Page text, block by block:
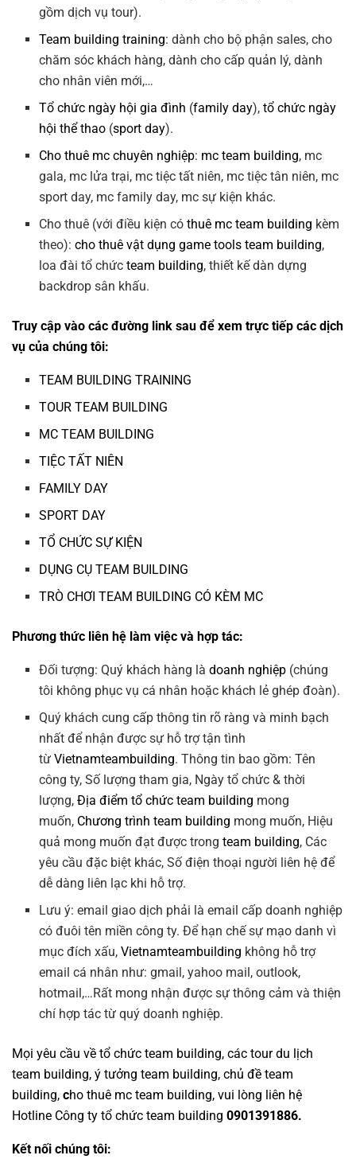
gồm dịch vụ tour).
Team building training: dành cho bộ phận sales, cho
chăm sóc khách hàng, dành cho cấp quản lý, dành
cho nhân viên mới,…
Tổ chức ngày hội gia đình (family day),tổ chức ngày
hội thể thao (sport day).
Cho thuê mc chuyên nghiệp: mc team building, mc
gala, mc lửa trại, mc tiệc tất niên, mc tiệc tân niên, mc
sport day, mc family day, mc sự kiện khác.
Cho thuê (với điều kiện cóthuê mc team building kèm
theo):cho thuê vật dụng game tools team building,
loa đài tổ chứcteam building, thiết kế dàn dựng
backdrop sân khấu.
Truy cập vào các đường link sau để xem trực tiếp các dịch
vụ của chúng tôi:
TEAM BUILDING TRAINING
TOUR TEAM BUILDING
MC TEAM BUILDING
TIỆC TẤT NIÊN
FAMILY DAY
SPORT DAY
TỔ CHỨC SỰ KIỆN
DỤNG CỤ TEAM BUILDING
TRÒ CHƠI TEAM BUILDING CÓ KÈM MC
Phương thức liên hệ làm việc và hợp tác:
Đối tượng: Quý khách hàng làdoanh nghiệp (chúng
tôi không phục vụ cá nhân hoặc khách lẻ ghép đoàn).
Quý khách cung cấp thông tin rõ ràng và minh bạch
nhất để nhận được sự hỗ trợ tận tình
từVietnamteambuilding. Thông tin bao gồm: Tên
công ty, Số lượng tham gia, Ngày tổ chức & thời
lượng,Địa điểm tổ chức team building mong
muốn, Chương trình team building mong muốn, Hiệu
quả mong muốn đạt được trongteam building, Các
yêu cầu đặc biệt khác, Số điện thoại người liên hệ để
dễ dàng liên lạc khi hỗ trợ.
Lưu ý: email giao dịch phải là email cấp doanh nghiệp
có đuôi tên miền công ty. Để hạn chế sự mạo danh vì
mục đích xấu,Vietnamteambuilding không hỗ trợ
email cá nhân như: gmail, yahoo mail, outlook,
hotmail,…Rất mong nhận được sự thông cảm và thiện
chí hợp tác từ quý doanh nghiệp.
Mọi yêu cầu về tổ chức team building, các tourdu lịch
team building, ý tưởng team building, chủ đề team
building, cho thuê mc team building, vui lòng liên hệ
Hotline Công ty tổ chức team building 0901391886.
Kết nối chúng tôi: